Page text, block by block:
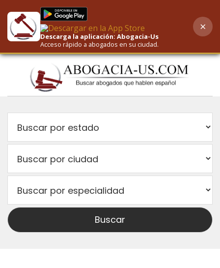
AI-Powered Search
Descarga la aplicación: Abogacia-Us
Acceso rápido a abogados en su ciudad.
×